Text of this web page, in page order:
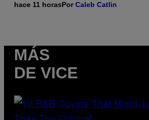
hace 11 horasPorCaleb Catlin
MÁS
DE VICE